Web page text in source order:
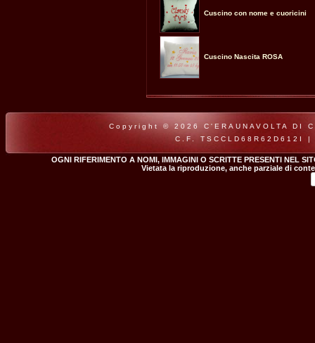
Cuscino con nome e cuoricini
Cuscino Nascita ROSA
Copyright © 2026 C'ERAUNAVOLTA
C.F. TSCCLD68R62D612I
OGNI RIFERIMENTO A NOMI, IMMAGINI O SCRITTE PRESENTI NEL
Vietata la riproduzione, anche parziale di